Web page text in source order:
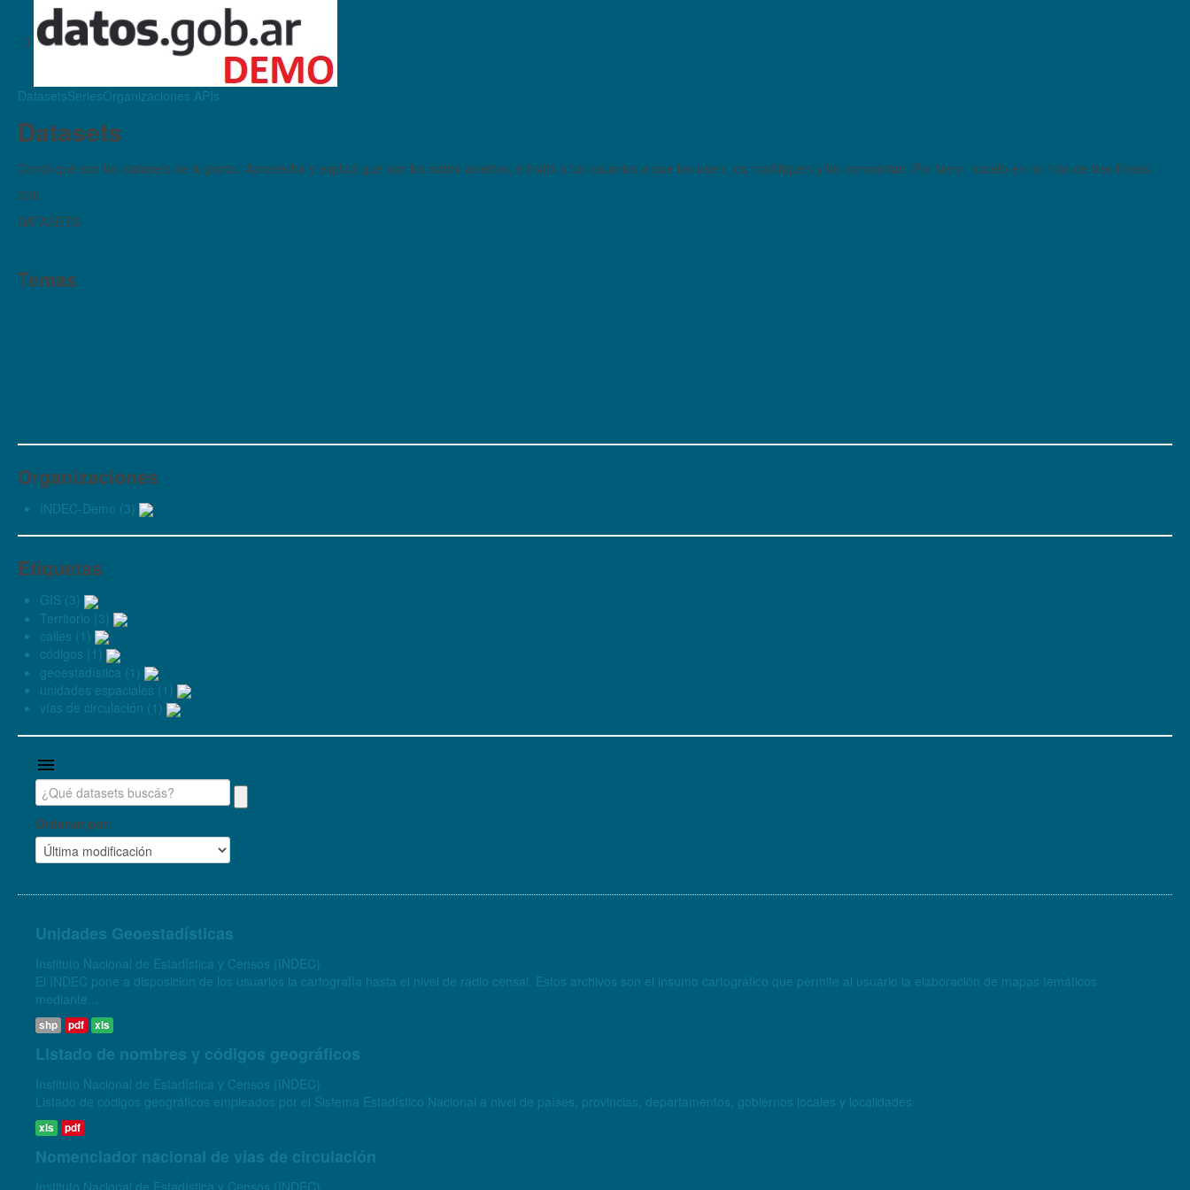
DatasetsSeriesOrganizaciones APIs
Datasets
Contá qué son los datasets de tu portal. Aprovechá y explicá qué son los datos abiertos, e invitá a tus usuarios a que los usen, los modifiquen y los compartan. Por favor, hacelo en no más de tres líneas.
308
DATASETS
Temas
Organizaciones
INDEC-Demo (3)
Etiquetas
GIS (3)
Territorio (3)
calles (1)
códigos (1)
geoestadística (1)
unidades espaciales (1)
vías de circulación (1)
Ordenar por
Unidades Geoestadísticas
Instituto Nacional de Estadística y Censos (INDEC)
El INDEC pone a disposición de los usuarios la cartografía hasta el nivel de radio censal. Estos archivos son el insumo cartográfico que permite al usuario la elaboración de mapas temáticos
mediante...
shp pdf xls
Listado de nombres y códigos geográficos
Instituto Nacional de Estadística y Censos (INDEC)
Listado de códigos geográficos empleados por el Sistema Estadístico Nacional a nivel de países, provincias, departamentos, gobiernos locales y localidades.
xls pdf
Nomenclador nacional de vías de circulación
Instituto Nacional de Estadística y Censos (INDEC)